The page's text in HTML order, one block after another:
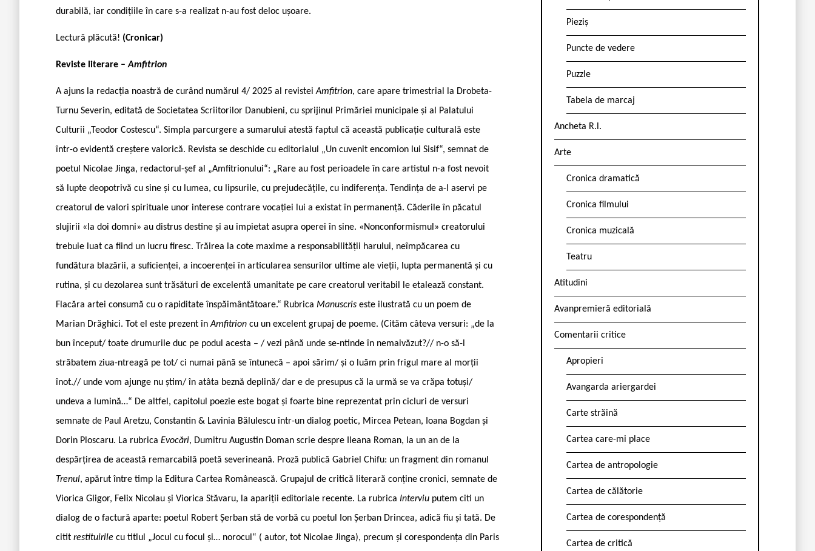
durabilă, iar condițiile în care s-a realizat n-au fost deloc ușoare.
Lectură plăcută! (Cronicar)
Reviste literare –Amfitrion
A ajuns la redacția noastră de curând numărul 4/ 2025 al revisteiAmfitrion, care apare trimestrial la Drobeta-
Turnu Severin, editată de Societatea Scriitorilor Danubieni, cu sprijinul Primăriei municipale și al Palatului
Culturii „Teodor Costescu“. Simpla parcurgere a sumarului atestă faptul că această publicație culturală este
într-o evidentă creștere valorică. Revista se deschide cu editorialul „Un cuvenit encomion lui Sisif“, semnat de
poetul Nicolae Jinga, redactorul-șef al „Amfitrionului“: „Rare au fost perioadele în care artistul n-a fost nevoit
să lupte deopotrivă cu sine și cu lumea, cu lipsurile, cu prejudecățile, cu indiferența. Tendința de a-l aservi pe
creatorul de valori spirituale unor interese contrare vocației lui a existat în permanență. Căderile în păcatul
slujirii «la doi domni» au distrus destine și au impietat asupra operei în sine. «Nonconformismul» creatorului
trebuie luat ca fiind un lucru firesc. Trăirea la cote maxime a responsabilității harului, neîmpăcarea cu
fundătura blazării, a suficienței, a incoerenței în articularea sensurilor ultime ale vieții, lupta permanentă și cu
rutina, și cu dezolarea sunt trăsături de excelentă umanitate pe care creatorul veritabil le etalează constant.
Flacăra artei consumă cu o rapiditate înspăimântătoare.“ Rubrica Manuscris este ilustrată cu un poem de
Marian Drăghici. Tot el este prezent înAmfitrion cu un excelent grupaj de poeme. (Cităm câteva versuri: „de la
bun început/ toate drumurile duc pe podul acesta – / vezi până unde se-ntinde în nemaivăzut?// n-o să-l
străbatem ziua-ntreagă pe tot/ ci numai până se întunecă – apoi sărim/ și o luăm prin frigul mare al morții
înot.// unde vom ajunge nu știm/ în atâta beznă deplină/ dar e de presupus că la urmă se va crăpa totuși/
undeva a lumină…“ De altfel, capitolul poezie este bogat și foarte bine reprezentat prin cicluri de versuri
semnate de Paul Aretzu, Constantin & Lavinia Bălulescu într-un dialog poetic, Mircea Petean, Ioana Bogdan și
Dorin Ploscaru. La rubrica Evocări, Dumitru Augustin Doman scrie despre Ileana Roman, la un an de la
despărțirea de această remarcabilă poetă severineană. Proză publică Gabriel Chifu: un fragment din romanul
Trenul, apărut între timp la Editura Cartea Românească. Grupajul de critică literară conține cronici, semnate de
Viorica Gligor, Felix Nicolau și Viorica Stăvaru, la apariții editoriale recente. La rubrica Interviu putem citi un
dialog de o factură aparte: poetul Robert Șerban stă de vorbă cu poetul Ion Șerban Drincea, adică fiu și tată. De
citit restituirile cu titlul „Jocul cu focul și… norocul“ ( autor, tot Nicolae Jinga), precum și corespondența din Paris
Pieziș
Puncte de vedere
Puzzle
Tabela de marcaj
Ancheta R.l.
Arte
Cronica dramatică
Cronica filmului
Cronica muzicală
Teatru
Atitudini
Avanpremieră editorială
Comentarii critice
Apropieri
Avangarda ariergardei
Carte străină
Cartea care-mi place
Cartea de antropologie
Cartea de călătorie
Cartea de corespondență
Cartea de critică